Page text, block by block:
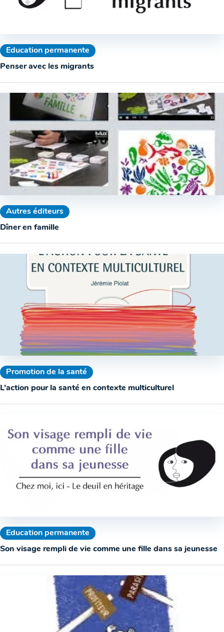
Education permanente
Penser avec les migrants
Autres éditeurs
Dîner en famille
Promotion de la santé
L’action pour la santé en contexte multiculturel
Education permanente
Son visage rempli de vie comme une fille dans sa jeunesse